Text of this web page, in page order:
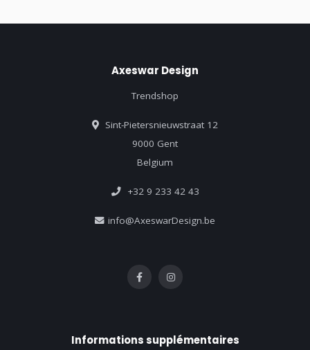
Axeswar Design
Trendshop
Sint-Pietersnieuwstraat 12
9000 Gent
Belgium
+32 9 233 42 43
info@AxeswarDesign.be
Informations supplémentaires